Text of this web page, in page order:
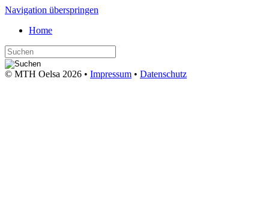
Navigation überspringen
Home
© MTH Oelsa 2026 • Impressum • Datenschutz